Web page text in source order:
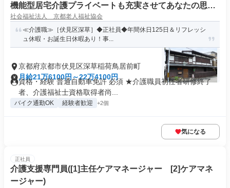
機能型居宅介護プライベートも充実させてあなたの思い
描く理想の介護業務
社会福祉法人 京都老人福祉協会
≪介護職≫［伏見区深草］◆正社員◆年間休日125日＆リフレッシ
ュ休暇・お誕生日休暇あり！事...
京都府京都市伏見区深草稲荷鳥居前町
月給21万6100円～22万4100円
資格・経験 普通自動車免許 必須 ★介護職員初任者研修終了
者、介護福祉士資格取得者尚...
バイク通勤OK 経験者歓迎 +2個
気になる
正社員
介護支援専門員([1]主任ケアマネージャー [2]ケアマネ
ージャー)